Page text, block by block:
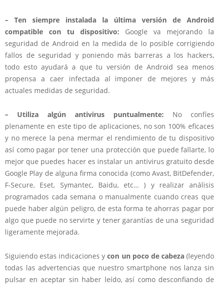
– Ten siempre instalada la última versión de Android
compatible con tu dispositivo: Google va mejorando la
seguridad de Android en la medida de lo posible corrigiendo
fallos de seguridad y poniendo más barreras a los hackers,
todo esto ayudará a que tu versión de Android sea menos
propensa a caer infectada al imponer de mejores y más
actuales medidas de seguridad.
– Utiliza algún antivirus puntualmente: No confíes
plenamente en este tipo de aplicaciones, no son 100% eficaces
y no merece la pena mermar el rendimiento de tu dispositivo
así como pagar por tener una protección que puede fallarte, lo
mejor que puedes hacer es instalar un antivirus gratuito desde
Google Play de alguna firma conocida (como Avast, BitDefender,
F-Secure, Eset, Symantec, Baidu, etc… ) y realizar análisis
programados cada semana o manualmente cuando creas que
puede haber algún peligro, de esta forma te ahorras pagar por
algo que puede no servirte y tener garantías de una seguridad
ligeramente mejorada.
Siguiendo estas indicaciones ycon un poco de cabeza(leyendo
todas las advertencias que nuestro smartphone nos lanza sin
pulsar en aceptar sin haber leído, así como desconfiando de